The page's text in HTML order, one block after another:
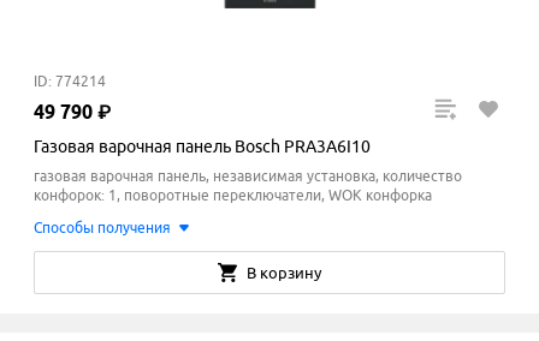
ID: 774214
49 790 ₽
Газовая варочная панель Bosch PRA3A6I10
газовая варочная панель, независимая установка, количество
конфорок: 1, поворотные переключатели, WOK конфорка
Способы получения
В корзину